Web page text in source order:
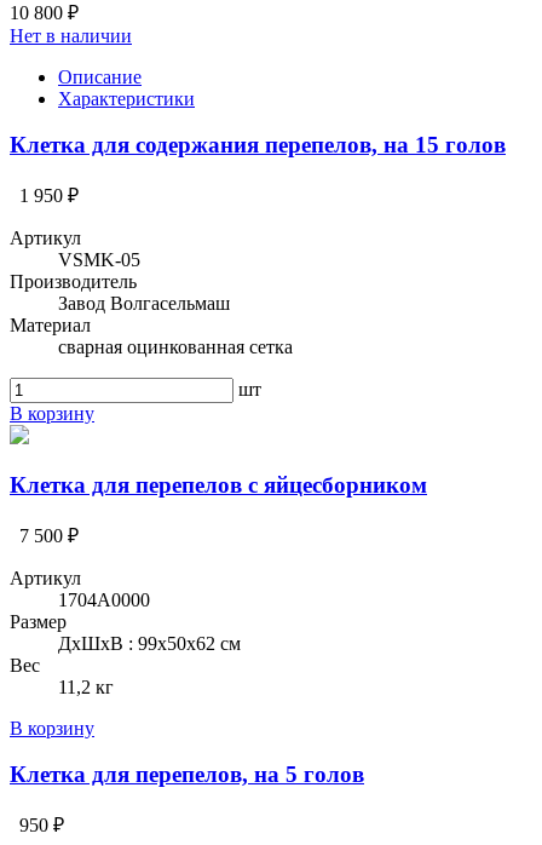
10 800 ₽
Нет в наличии
Описание
Характеристики
Клетка для содержания перепелов, на 15 голов
1 950 ₽
Артикул
VSMK-05
Производитель
Завод Волгасельмаш
Материал
сварная оцинкованная сетка
шт
В корзину
Клетка для перепелов с яйцесборником
7 500 ₽
Артикул
1704A0000
Размер
ДхШхВ : 99x50x62 см
Вес
11,2 кг
В корзину
Клетка для перепелов, на 5 голов
950 ₽